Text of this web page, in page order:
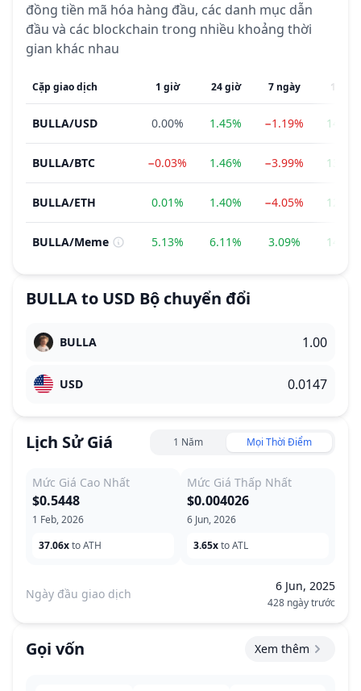
đồng tiền mã hóa hàng đầu, các danh mục dẫn
đầu và các blockchain trong nhiều khoảng thời
gian khác nhau
Cặp giao dịch 1 giờ 24 giờ 7 ngày 1
BULLA/USD 0.00% 1.45% −1.19%
BULLA/BTC −0.03% 1.46% −3.99%
BULLA/ETH 0.01% 1.40% −4.05%
BULLA/Meme 5.13% 6.11% 3.09%
BULLAto USD Bộ chuyển đổi
BULLA
USD
Lịch Sử Giá 1 Năm Mọi Thời Điểm
Mức Giá Cao Nhất
1 Feb, 2026
$0.5448
37.06xto ATH
Mức Giá Thấp Nhất
6 Jun, 2026
$0.004026
3.65xto ATL
Ngày đầu giao dịch
6 Jun, 2025
428 ngày trước
Gọi vốn Xem thêm